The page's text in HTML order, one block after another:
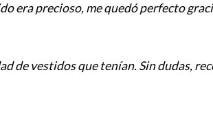
era precioso, me quedó perfecto
de vestidos que tenían. Sin dudas,